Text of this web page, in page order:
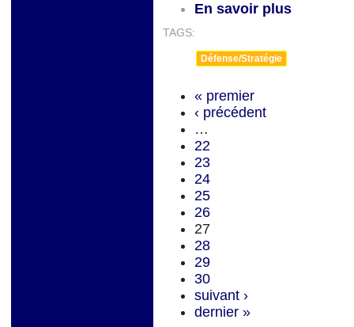
En savoir plus
TAGS:
Défense/Stratégie
« premier
‹ précédent
…
22
23
24
25
26
27
28
29
30
suivant ›
dernier »